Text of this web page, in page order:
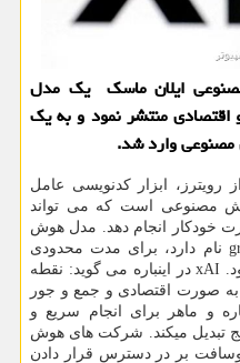
ایلان ماسک یک مدل
منتشر نمود و به یک
وارد شد.
رویترز، ابزار کدنویسی عامل
مصنوعی است که می تواند
خودکار انجام دهد. مدل هوش
مصنوعی مذکور که grok-code-fast-۱ نام دارد، برای مدت محدودی
بصورت رایگان در دسترس خواهد بود. xAI در اینباره می گوید: نقطه
به صورت اقتصادی و جمع و جور
و ماهر برای انجام سریع و
تبدیل میکند. شرکت های هوش
بر در دسترس قرار دادن